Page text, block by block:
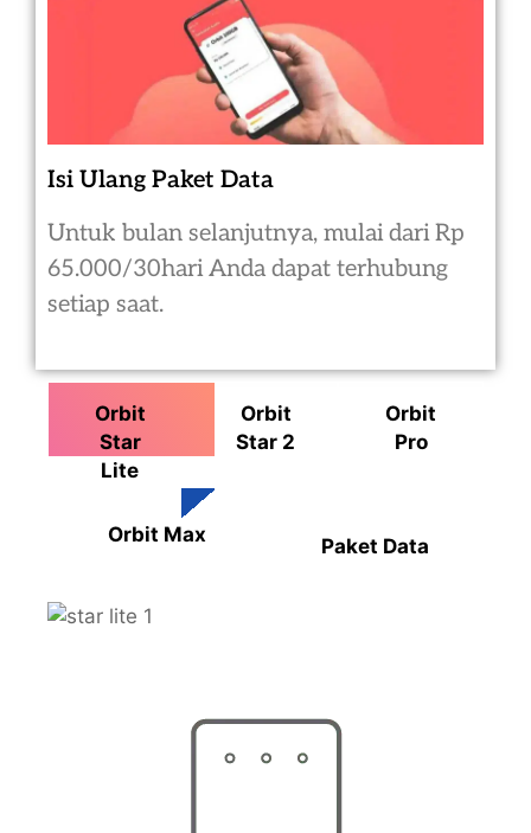
Isi Ulang Paket Data
Untuk bulan selanjutnya, mulai dari Rp
65.000/30hari Anda dapat terhubung
setiap saat.
Orbit
Star
Lite
Orbit
Star 2
Orbit
Pro
Orbit Max Paket Data